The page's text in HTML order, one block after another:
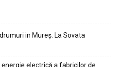
in Mureș: La Sovata
electrică a fabricilor de